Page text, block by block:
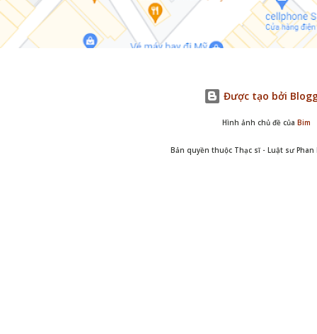
Được tạo bởi
Hình ảnh chủ đề của Bim
Bản quyền thuộc Thạc sĩ - Luật sư Phan